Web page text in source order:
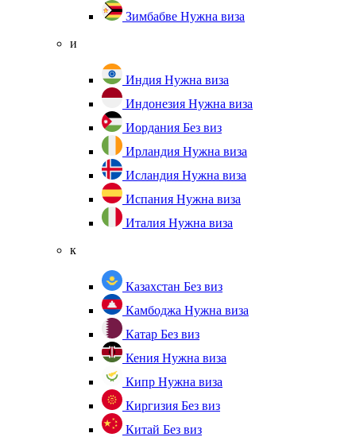
Зимбабве Нужна виза
и
Индия Нужна виза
Индонезия Нужна виза
Иордания Без виз
Ирландия Нужна виза
Исландия Нужна виза
Испания Нужна виза
Италия Нужна виза
к
Казахстан Без виз
Камбоджа Нужна виза
Катар Без виз
Кения Нужна виза
Кипр Нужна виза
Киргизия Без виз
Китай Без виз